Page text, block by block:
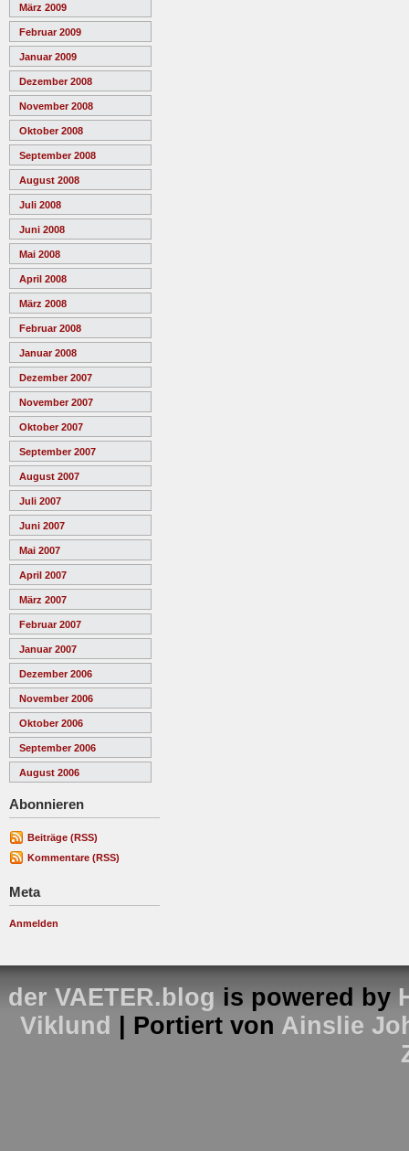
März 2009
Februar 2009
Januar 2009
Dezember 2008
November 2008
Oktober 2008
September 2008
August 2008
Juli 2008
Juni 2008
Mai 2008
April 2008
März 2008
Februar 2008
Januar 2008
Dezember 2007
November 2007
Oktober 2007
September 2007
August 2007
Juli 2007
Juni 2007
Mai 2007
April 2007
März 2007
Februar 2007
Januar 2007
Dezember 2006
November 2006
Oktober 2006
September 2006
August 2006
Abonnieren
Beiträge (RSS)
Kommentare (RSS)
Meta
Anmelden
der VAETER.blog is powered by
Viklund
| Portiert von Ainslie